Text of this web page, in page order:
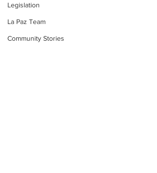
Legislation
La Paz Team
Community Stories